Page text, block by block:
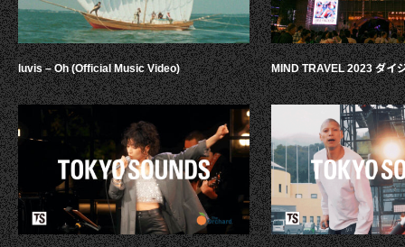
luvis – Oh (Official Music Video) MIND TRAVEL 2023 ダイ